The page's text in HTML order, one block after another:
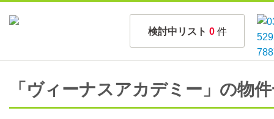
検討中リスト 0 件
「ヴィーナスアカデミー」の物